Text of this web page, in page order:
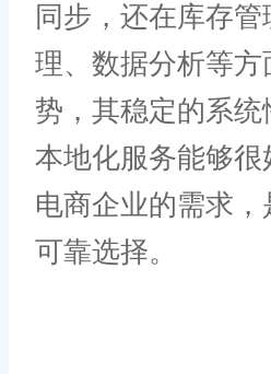
同步，还在库存
理、数据分析等
势，其稳定的系统
本地化服务能够
电商企业的需求
可靠选择。